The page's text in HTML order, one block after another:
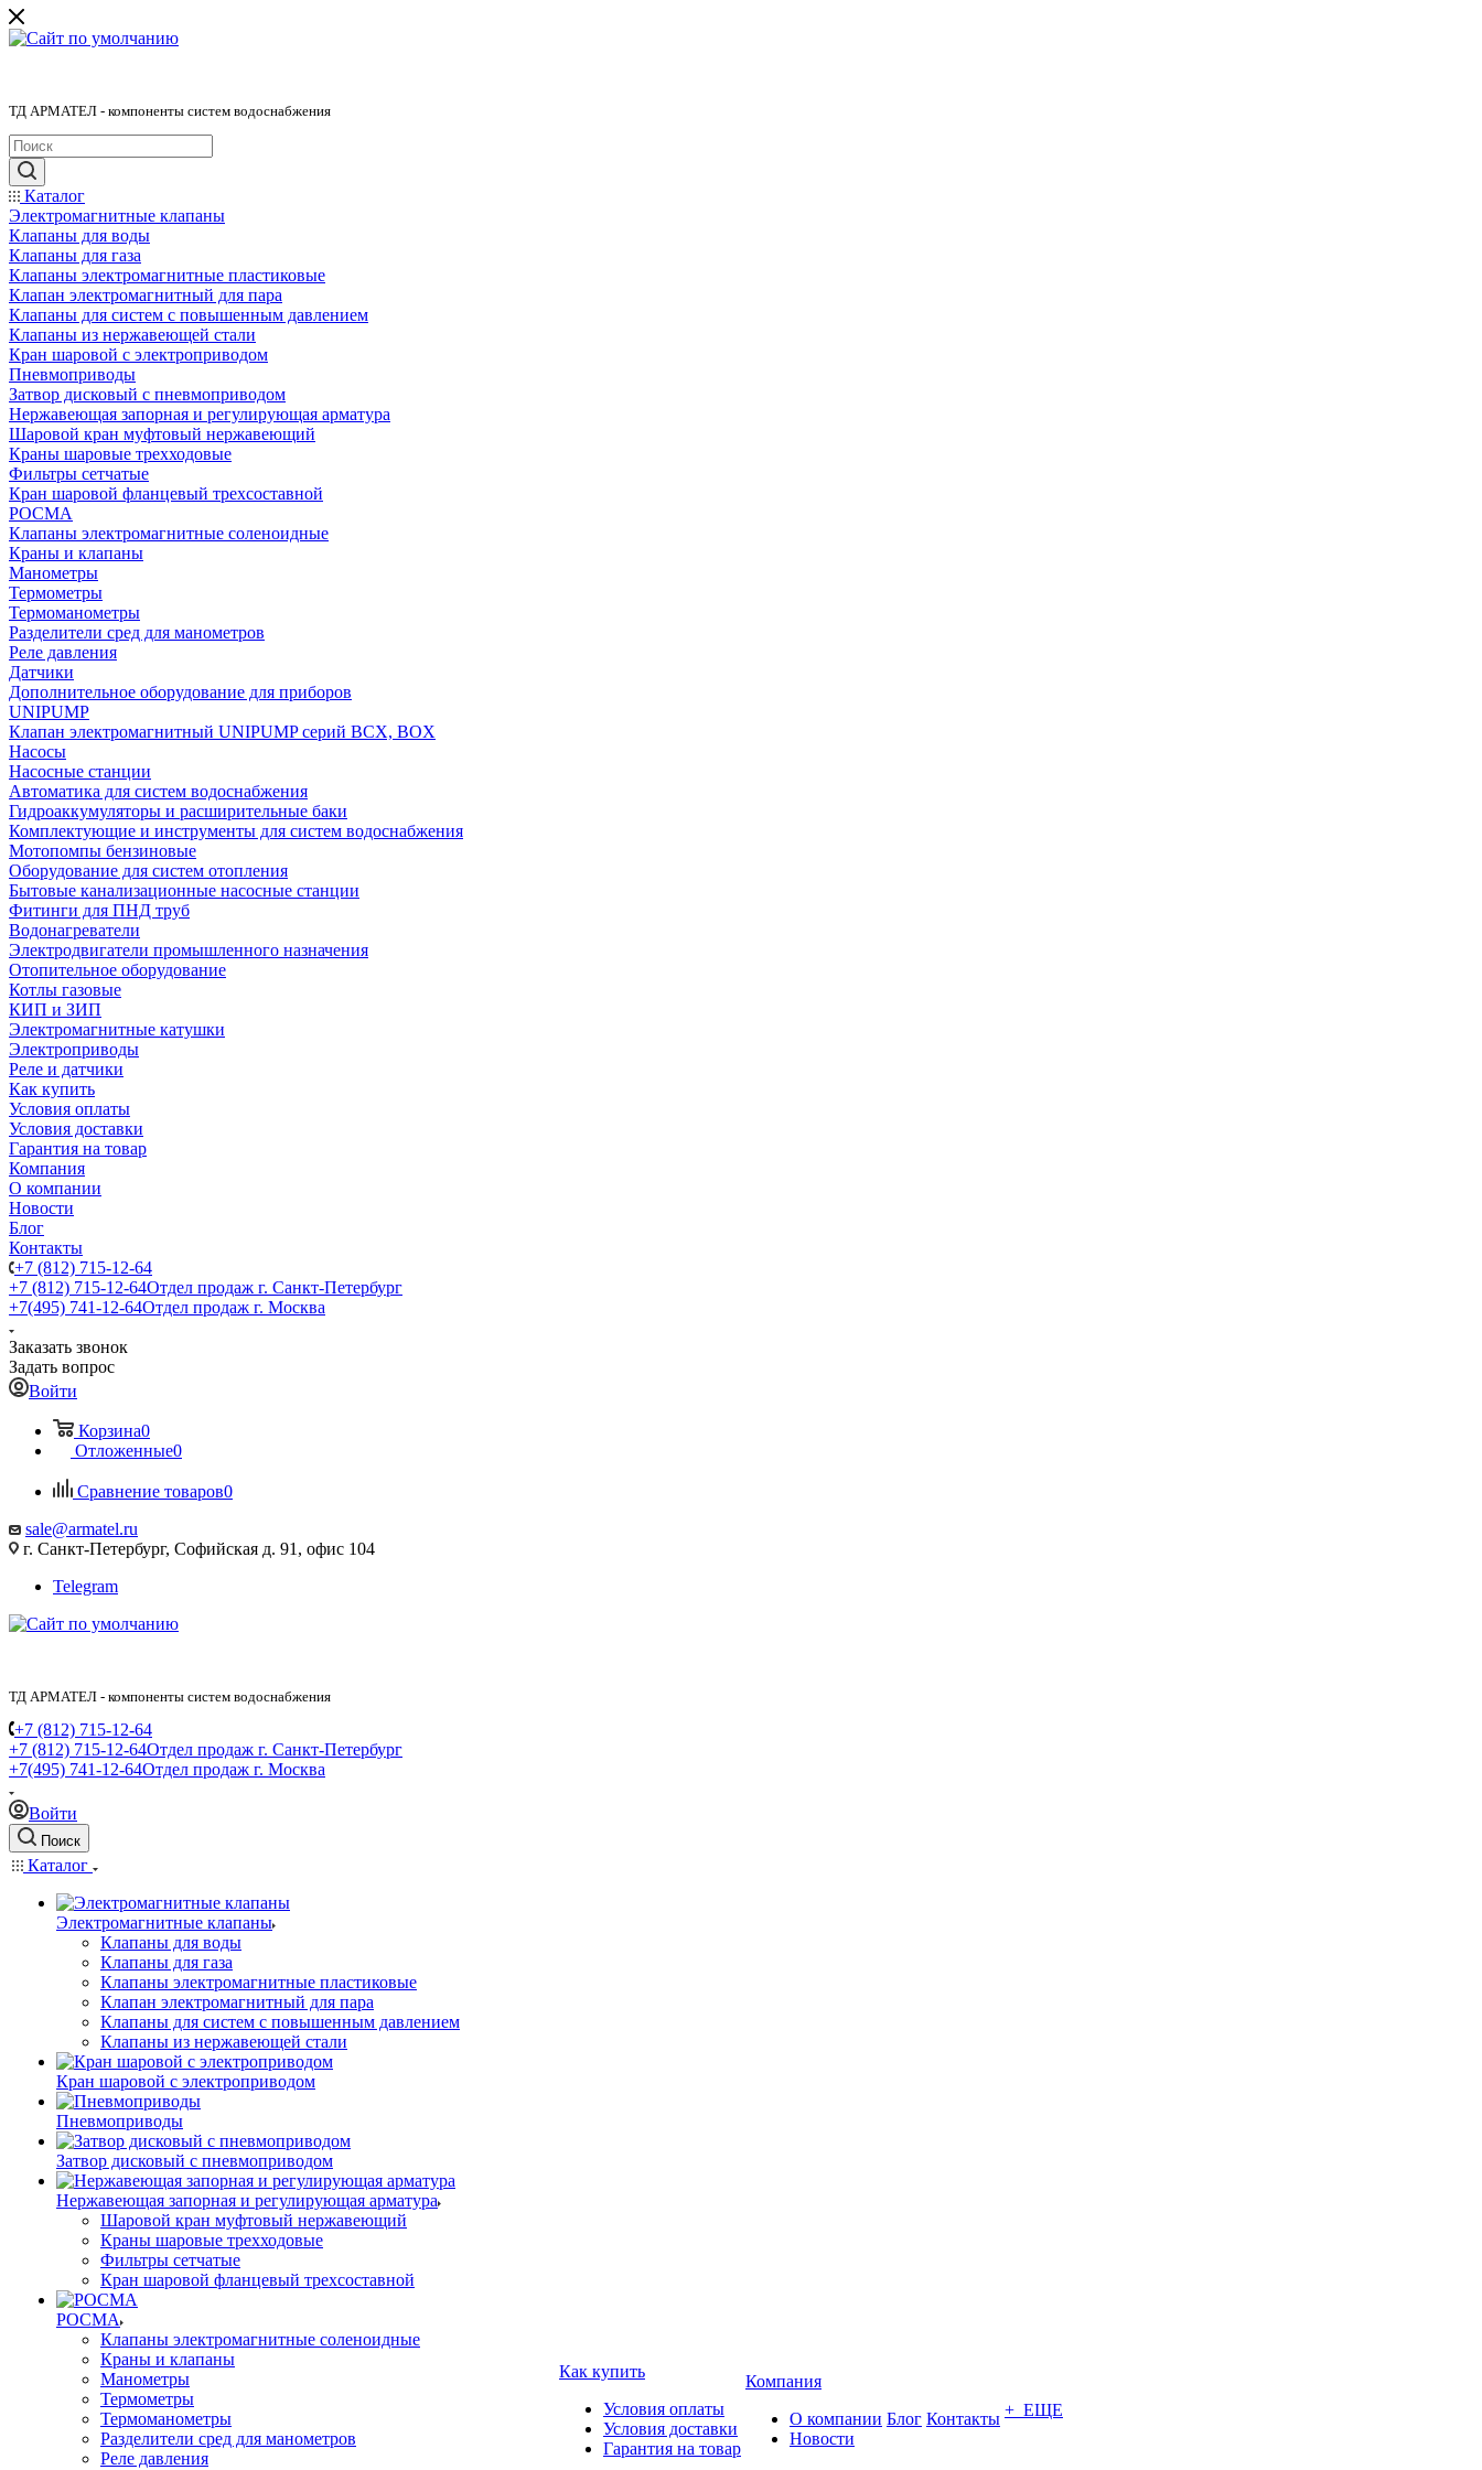
ТД АРМАТЕЛ - компоненты систем водоснабжения
Каталог
Электромагнитные клапаны
Клапаны для воды
Клапаны для газа
Клапаны электромагнитные пластиковые
Клапан электромагнитный для пара
Клапаны для систем с повышенным давлением
Клапаны из нержавеющей стали
Кран шаровой с электроприводом
Пневмоприводы
Затвор дисковый с пневмоприводом
Нержавеющая запорная и регулирующая арматура
Шаровой кран муфтовый нержавеющий
Краны шаровые трехходовые
Фильтры сетчатые
Кран шаровой фланцевый трехсоставной
РОСМА
Клапаны электромагнитные соленоидные
Краны и клапаны
Манометры
Термометры
Термоманометры
Разделители сред для манометров
Реле давления
Датчики
Дополнительное оборудование для приборов
UNIPUMP
Клапан электромагнитный UNIPUMP серий BCX, BOX
Насосы
Насосные станции
Автоматика для систем водоснабжения
Гидроаккумуляторы и расширительные баки
Комплектующие и инструменты для систем водоснабжения
Мотопомпы бензиновые
Оборудование для систем отопления
Бытовые канализационные насосные станции
Фитинги для ПНД труб
Водонагреватели
Электродвигатели промышленного назначения
Отопительное оборудование
Котлы газовые
КИП и ЗИП
Электромагнитные катушки
Электроприводы
Реле и датчики
Как купить
Условия оплаты
Условия доставки
Гарантия на товар
Компания
О компании
Новости
Блог
Контакты
+7 (812) 715-12-64
+7 (812) 715-12-64Отдел продаж г. Санкт-Петербург
+7(495) 741-12-64Отдел продаж г. Москва
Заказать звонок
Задать вопрос
Войти
Корзина0
Отложенные0
Сравнение товаров0
sale@armatel.ru
г. Санкт-Петербург, Софийская д. 91, офис 104
Telegram
ТД АРМАТЕЛ - компоненты систем водоснабжения
+7 (812) 715-12-64
+7 (812) 715-12-64Отдел продаж г. Санкт-Петербург
+7(495) 741-12-64Отдел продаж г. Москва
Войти
Поиск
Каталог
Электромагнитные клапаны
Клапаны для воды
Клапаны для газа
Клапаны электромагнитные пластиковые
Клапан электромагнитный для пара
Клапаны для систем с повышенным давлением
Клапаны из нержавеющей стали
Кран шаровой с электроприводом
Пневмоприводы
Затвор дисковый с пневмоприводом
Нержавеющая запорная и регулирующая арматура
Шаровой кран муфтовый нержавеющий
Краны шаровые трехходовые
Фильтры сетчатые
Кран шаровой фланцевый трехсоставной
РОСМА
Клапаны электромагнитные соленоидные
Краны и клапаны
Манометры
Термометры
Термоманометры
Разделители сред для манометров
Реле давления
Как купить
Условия оплаты
Условия доставки
Гарантия на товар
Компания
О компании
Новости
Блог Контакты + ЕЩЕ